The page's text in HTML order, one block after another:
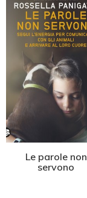
Le parole non
servono